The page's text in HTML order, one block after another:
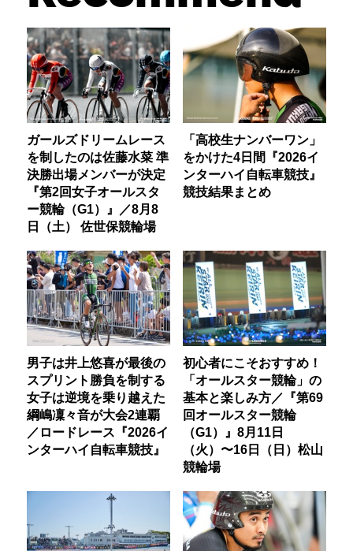
ガールズドリームレース
を制したのは佐藤水菜 準
決勝出場メンバーが決定
『第2回女子オールスタ
ー競輪（G1）』／8月8
日（土） 佐世保競輪場
「高校生ナンバーワン」
をかけた4日間『2026イ
ンターハイ自転車競技』
競技結果まとめ
男子は井上悠喜が最後の
スプリント勝負を制する
女子は逆境を乗り越えた
綱嶋凜々音が大会2連覇
／ロードレース『2026イ
ンターハイ自転車競技』
初心者にこそおすすめ！
「オールスター競輪」の
基本と楽しみ方／『第69
回オールスター競輪
（G1）』8月11日
（火）〜16日（日）松山
競輪場